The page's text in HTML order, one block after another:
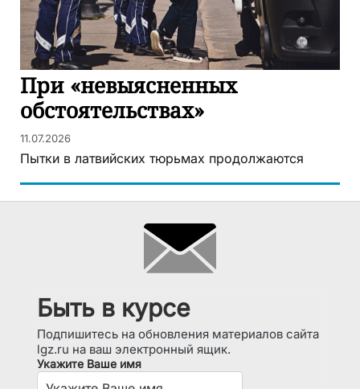
При «невыясненных
обстоятельствах»
11.07.2026
Пытки в латвийских тюрьмах продолжаются
Быть в курсе
Подпишитесь на обновления материалов сайта
lgz.ru на ваш электронный ящик.
Укажите Ваше имя